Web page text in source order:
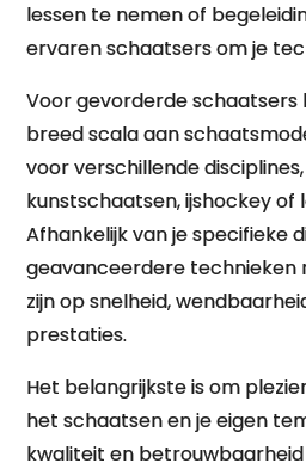
lessen te nemen of
ervaren schaatsers om je
Voor gevorderde schaatsers
breed scala aan
voor verschillende
kunstschaatsen, ijshockey of
Afhankelijk van je specifieke
geavanceerdere technieken
zijn op snelheid,
prestaties.
Het belangrijkste is om
het schaatsen en je eigen
kwaliteit en